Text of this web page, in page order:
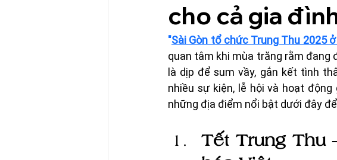
cho cả gia
"Sài Gòn tổ chức Trung Thu 2025
quan tâm khi mùa trăng rằm đang
là dịp để sum vầy, gắn kết tình
nhiều sự kiện, lễ hội và hoạt
những địa điểm nổi bật dưới đây
Tết Trung Thu